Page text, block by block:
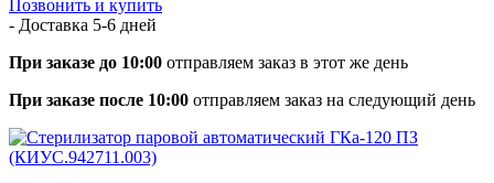
Позвонить и купить
- Доставка 5-6 дней
При заказе до 10:00 отправляем заказ в этот же день
При заказе после 10:00 отправляем заказ на следующий день